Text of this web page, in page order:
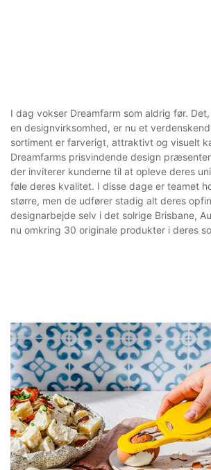
I dag vokser Dreamfarm som aldrig før.
en designvirksomhed, er nu et
sortiment er farverigt, attraktivt og visuelt
Dreamfarms prisvindende design
der inviterer kunderne til at opleve deres
føle deres kvalitet. I disse dage er teamet
større, men de udfører stadig alt deres
designarbejde selv i det solrige Brisbane,
nu omkring 30 originale produkter i deres